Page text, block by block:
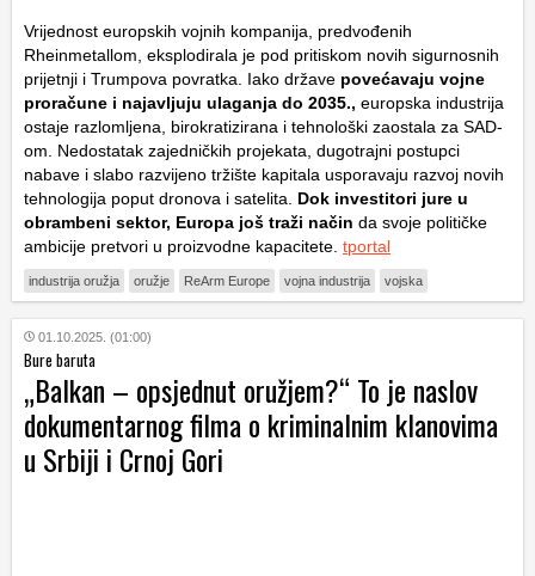
Vrijednost europskih vojnih kompanija, predvođenih
Rheinmetallom, eksplodirala je pod pritiskom novih sigurnosnih
prijetnji i Trumpova povratka. Iako države povećavaju vojne
proračune i najavljuju ulaganja do 2035., europska industrija
ostaje razlomljena, birokratizirana i tehnološki zaostala za SAD-
om. Nedostatak zajedničkih projekata, dugotrajni postupci
nabave i slabo razvijeno tržište kapitala usporavaju razvoj novih
tehnologija poput dronova i satelita. Dok investitori jure u
obrambeni sektor, Europa još traži način da svoje političke
ambicije pretvori u proizvodne kapacitete. tportal
industrija oružja oružje ReArm Europe vojna industrija vojska
01.10.2025. (01:00)
Bure baruta
„Balkan – opsjednut oružjem?“ To je naslov
dokumentarnog filma o kriminalnim klanovima
u Srbiji i Crnoj Gori